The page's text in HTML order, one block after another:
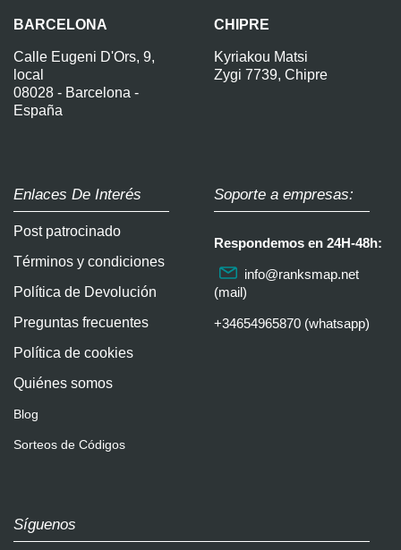
BARCELONA
Calle Eugeni D'Ors, 9,
local
08028 - Barcelona -
España
CHIPRE
Kyriakou Matsi
Zygi 7739, Chipre
Enlaces De Interés
Post patrocinado
Términos y condiciones
Política de Devolución
Preguntas frecuentes
Política de cookies
Quiénes somos
Blog
Sorteos de Códigos
Soporte a empresas:
Respondemos en 24H-48h:
info@ranksmap.net
(mail)
+34654965870 (whatsapp)
Síguenos